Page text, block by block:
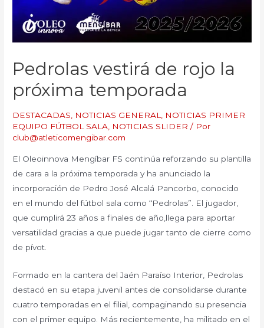
Pedrolas vestirá de rojo la
próxima temporada
DESTACADAS NOTICIAS GENERAL
NOTICIAS PRIMER
EQUIPO FÚTBOL SALA
NOTICIAS SLIDER / Por
club@atleticomengibar.com
El Oleoinnova Mengíbar FS continúa reforzando su plantilla
de cara a la próxima temporada y ha anunciado la
incorporación de Pedro José Alcalá Pancorbo, conocido
en el mundo del fútbol sala como “Pedrolas”. El jugador,
que cumplirá 23 años a finales de año,llega para aportar
versatilidad gracias a que puede jugar tanto de cierre como
de pívot.
Formado en la cantera del Jaén Paraíso Interior, Pedrolas
destacó en su etapa juvenil antes de consolidarse durante
cuatro temporadas en el filial, compaginando su presencia
con el primer equipo. Más recientemente, ha militado en el